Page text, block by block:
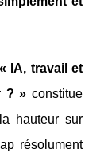
« IA, travail et
? » constitue
hauteur sur
résolument